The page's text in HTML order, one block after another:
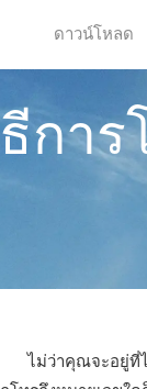
ดาวน์โหลด
การ
ไม่ว่าคุณจะอยู่ที่